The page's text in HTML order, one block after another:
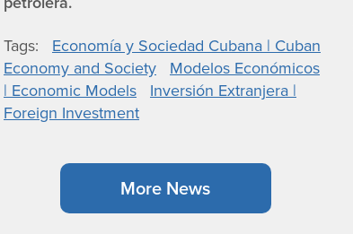
Tags
Economía y Sociedad Cubana | Cuban
Economy and Society
Modelos Económicos
| Economic Models
Inversión Extranjera |
Foreign Investment
More News